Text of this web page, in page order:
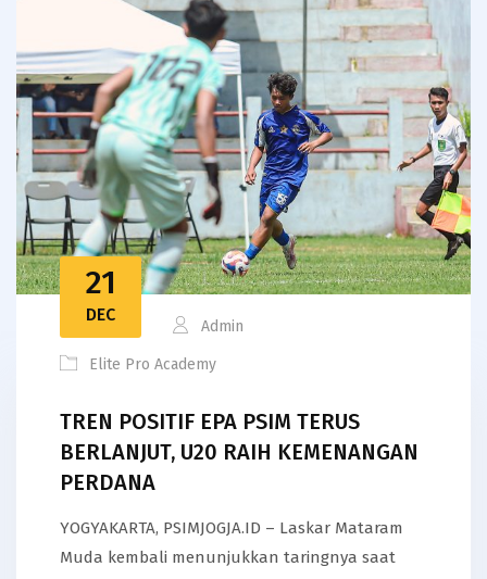
21
DEC
Admin
Elite Pro Academy
TREN POSITIF EPA PSIM TERUS
BERLANJUT, U20 RAIH KEMENANGAN
PERDANA
YOGYAKARTA, PSIMJOGJA.ID – Laskar Mataram
Muda kembali menunjukkan taringnya saat